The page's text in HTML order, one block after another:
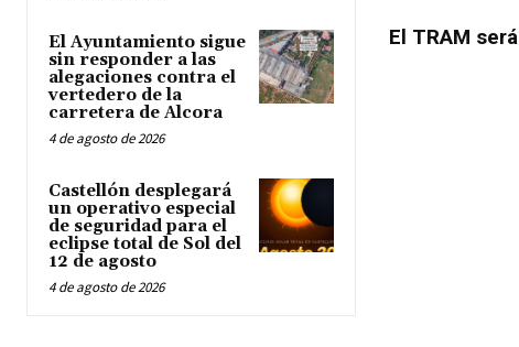
El Ayuntamiento sigue
sin responder a las
alegaciones contra el
vertedero de la
carretera de Alcora
4 de agosto de 2026
Castellón desplegará
un operativo especial
de seguridad para el
eclipse total de Sol del
12 de agosto
4 de agosto de 2026
El TRAM